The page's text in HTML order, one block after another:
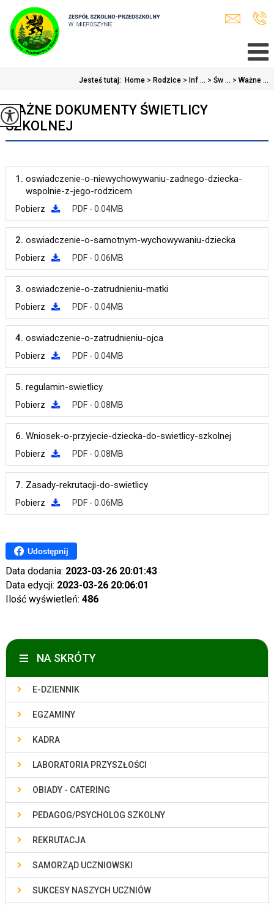
Jesteś tutaj: Home > Rodzice > Inf ... > Św ... > Ważne ...
WAŻNE DOKUMENTY ŚWIETLICY
SZKOLNEJ
1. oswiadczenie-o-niewychowywaniu-zadnego-dziecka-
wspolnie-z-jego-rodzicem
Pobierz PDF - 0.04MB
2. oswiadczenie-o-samotnym-wychowywaniu-dziecka
Pobierz PDF - 0.06MB
3. oswiadczenie-o-zatrudnieniu-matki
Pobierz PDF - 0.04MB
4. oswiadczenie-o-zatrudnieniu-ojca
Pobierz PDF - 0.04MB
5. regulamin-swietlicy
Pobierz PDF - 0.08MB
6. Wniosek-o-przyjecie-dziecka-do-swietlicy-szkolnej
Pobierz PDF - 0.08MB
7. Zasady-rekrutacji-do-swietlicy
Pobierz PDF - 0.06MB
Udostępnij
Data dodania: 2023-03-26 20:01:43
Data edycji: 2023-03-26 20:06:01
Ilość wyświetleń: 486
NA SKRÓTY
E-DZIENNIK
EGZAMINY
KADRA
LABORATORIA PRZYSZŁOŚCI
OBIADY - CATERING
PEDAGOG/PSYCHOLOG SZKOLNY
REKRUTACJA
SAMORZĄD UCZNIOWSKI
SUKCESY NASZYCH UCZNIÓW